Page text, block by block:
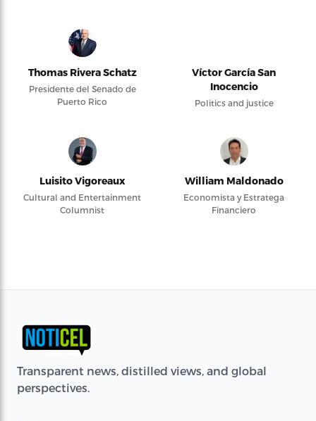
Thomas Rivera Schatz
Presidente del Senado de
Puerto Rico
Víctor García San
Inocencio
Politics and justice
Luisito Vigoreaux
Cultural and Entertainment
Columnist
William Maldonado
Economista y Estratega
Financiero
Transparent news, distilled views, and global
perspectives.